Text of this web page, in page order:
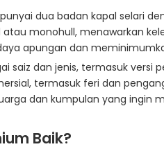
dua badan kapal selari
monohull, menawarkan
apungan dan
saiz dan jenis, termasuk versi
termasuk feri dan
dan kumpulan yang ingin
Baik?